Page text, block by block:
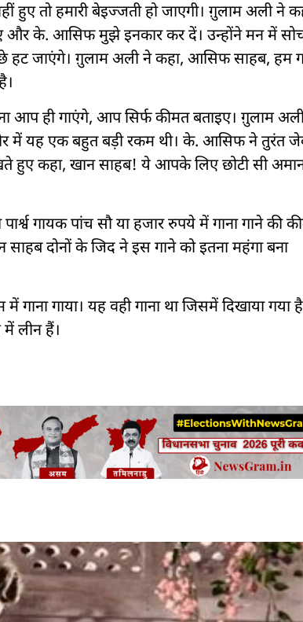
तो हमारी बेइज्जती हो जाएगी। ग़ुलाम अली ने
के. आसिफ मुझे इनकार कर दें। उन्होंने मन में
हट जाएंगे। ग़ुलाम अली ने कहा, आसिफ साहब, हम
आप ही गाएंगे, आप सिर्फ कीमत बताइए। ग़ुलाम
में यह एक बहुत बड़ी रकम थी। के. आसिफ ने तुरंत
हुए कहा, खान साहब! ये आपके लिए छोटी सी
गायक पांच सौ या हजार रुपये में गाना गाने की
दोनों के जिद ने इस गाने को इतना महंगा बना
गाया। यह वही गाना था जिसमें दिखाया गया
लीन हैं।